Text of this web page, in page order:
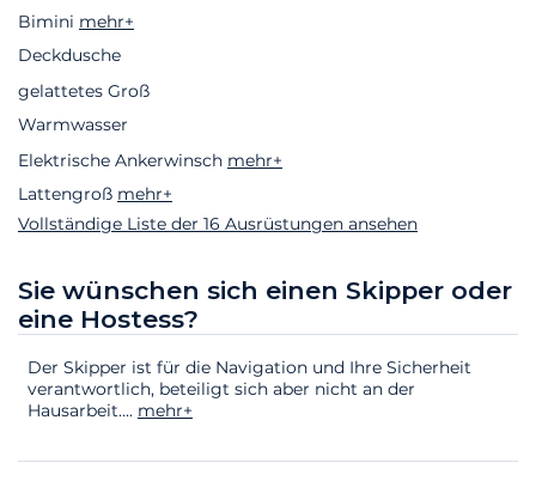
Bimini mehr+
Deckdusche
gelattetes Groß
Warmwasser
Elektrische Ankerwinsch mehr+
Lattengroß mehr+
Vollständige Liste der 16 Ausrüstungen ansehen
Sie wünschen sich einen Skipper oder
eine Hostess?
Der Skipper ist für die Navigation und Ihre Sicherheit
verantwortlich, beteiligt sich aber nicht an der
Hausarbeit.... mehr+